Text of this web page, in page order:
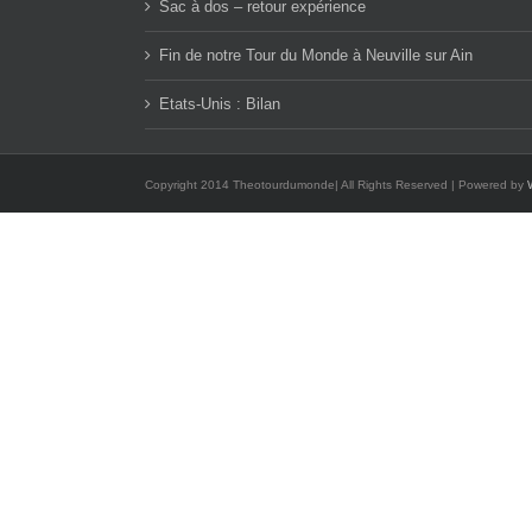
Sac à dos – retour expérience
Fin de notre Tour du Monde à Neuville sur Ain
Etats-Unis : Bilan
Copyright 2014 Theotourdumonde| All Rights Reserved | Powered by